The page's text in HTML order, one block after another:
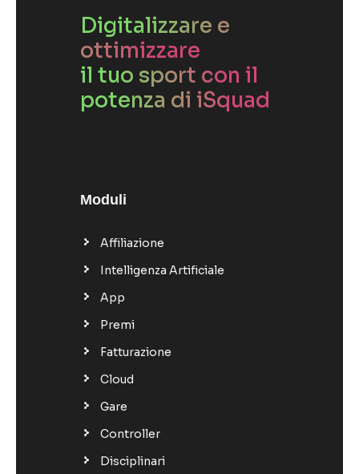
Digitalizzare e
ottimizzare
il tuo sport con il
potenza di iSquad
Moduli
Affiliazione
Intelligenza Artificiale
App
Premi
Fatturazione
Cloud
Gare
Controller
Disciplinari